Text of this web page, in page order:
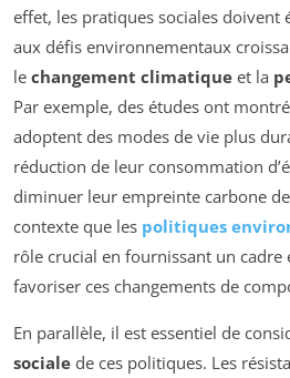
effet, les pratiques sociales doivent
aux défis environnementaux
le changement climatique et la
Par exemple, des études ont
adoptent des modes de vie plus
réduction de leur consommation
diminuer leur empreinte carbone de
contexte que les politiques
rôle crucial en fournissant un
favoriser ces changements de
En parallèle, il est essentiel de
sociale de ces politiques. Les